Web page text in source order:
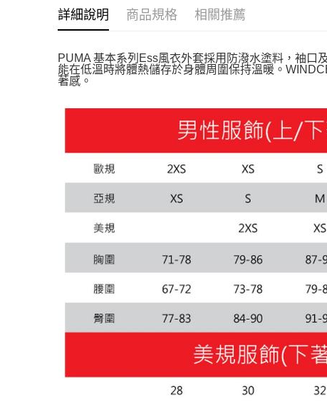
詳細說明 商品規格 相關推薦
PUMA 基本系列Ess風衣外套採用防潑水塗料，袖口
能在低溫時將體熱儲存於身體周圍保持溫暖。
著感。